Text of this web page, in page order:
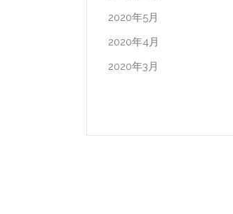
2020年5月
2020年4月
2020年3月